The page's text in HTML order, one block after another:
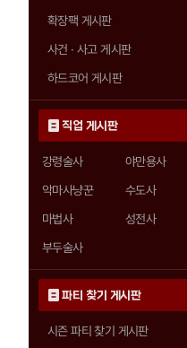
확장팩 게시판
사건 · 사고 게시판
하드코어 게시판
직업 게시판
강령술사
야만용사
악마사냥꾼
수도사
마법사
성전사
부두술사
파티 찾기 게시판
시즌 파티 찾기 게시판